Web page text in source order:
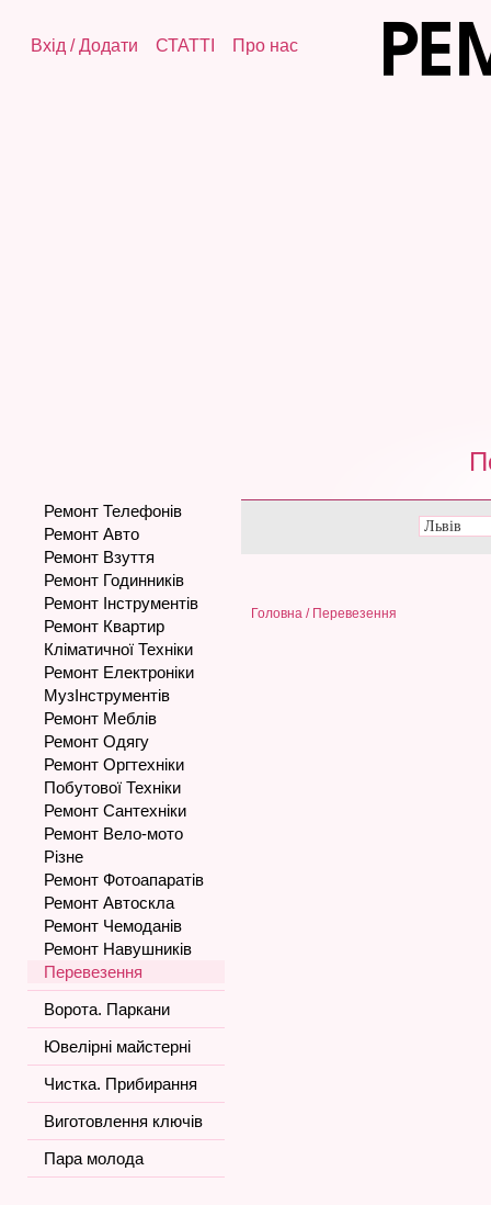
Вхід /Додати СТАТТІ Про нас
Ремонт Телефонів
Ремонт Авто
Ремонт Взуття
Ремонт Годинників
Ремонт Інструментів
Ремонт Квартир
Кліматичної Техніки
Ремонт Електроніки
МузІнструментів
Ремонт Меблів
Ремонт Одягу
Ремонт Оргтехніки
Побутової Техніки
Ремонт Сантехніки
Ремонт Вело-мото
Різне
Ремонт Фотоапаратів
Ремонт Автоскла
Ремонт Чемоданів
Ремонт Навушників
Перевезення
Ворота. Паркани
Ювелірні майстерні
Чистка. Прибирання
Виготовлення ключів
Пара молода
Головна / Перевезення